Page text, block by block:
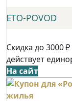
ETO-POVOD
Скидка до 3000
действует
На сайт